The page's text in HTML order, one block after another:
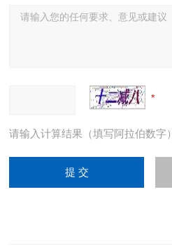
请输入计算结果（填写阿拉伯数字